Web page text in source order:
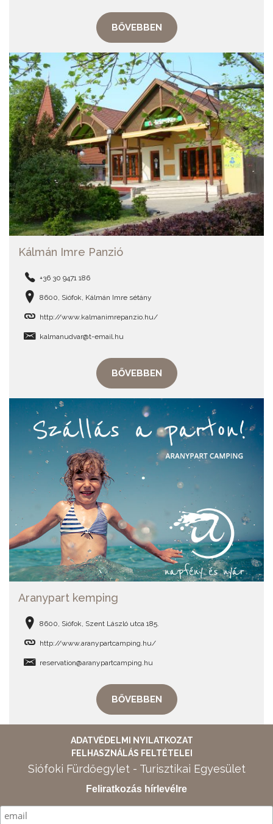
BŐVEBBEN
Kálmán Imre Panzió
+36 30 9471 186
8600, Siófok, Kálmán Imre sétány
http://www.kalmanimrepanzio.hu/
kalmanudvar@t-email.hu
BŐVEBBEN
Aranypart kemping
8600, Siófok, Szent László utca 185.
http://www.aranypartcamping.hu/
reservation@aranypartcamping.hu
BŐVEBBEN
ADATVÉDELMI NYILATKOZAT
FELHASZNÁLÁS FELTÉTELEI
Siófoki Fürdőegylet - Turisztikai Egyesület
Feliratkozás hírlevélre